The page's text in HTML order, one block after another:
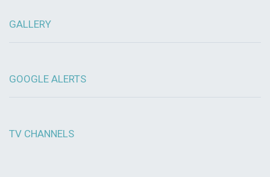
GALLERY
GOOGLE ALERTS
TV CHANNELS